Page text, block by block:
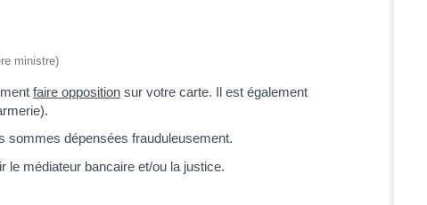
ministre)
faire opposition sur votre carte. Il est également
sommes dépensées frauduleusement.
le médiateur bancaire et/ou la justice.